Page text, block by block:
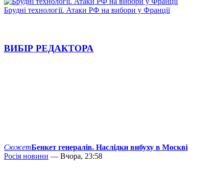
Брудні технології. Атаки РФ на вибори у Франції
ВИБІР РЕДАКТОРА
СюжетБенкет генералів. Наслідки вибуху в Москві
Росія новини — Вчора, 23:58